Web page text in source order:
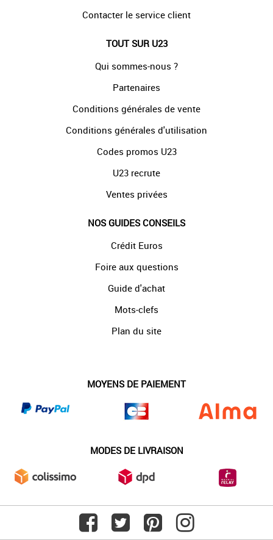
Contacter le service client
TOUT SUR U23
Qui sommes-nous ?
Partenaires
Conditions générales de vente
Conditions générales d'utilisation
Codes promos U23
U23 recrute
Ventes privées
NOS GUIDES CONSEILS
Crédit Euros
Foire aux questions
Guide d'achat
Mots-clefs
Plan du site
MOYENS DE PAIEMENT
MODES DE LIVRAISON